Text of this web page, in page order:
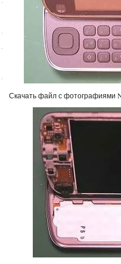
Скачать файл с фотографиями